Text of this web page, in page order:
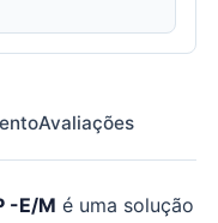
Avaliações
-E/M é uma solução